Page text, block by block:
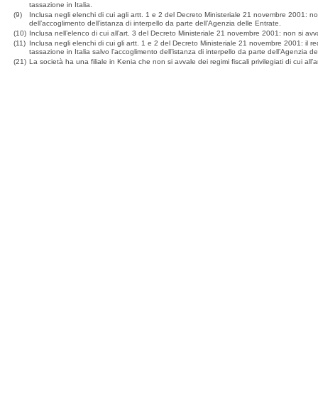
tassazione in Italia.
(9)
Inclusa negli elenchi di cui agli artt. 1 e 2 del Decreto Ministeriale 21 novembre 2001:
dell’accoglimento dell’istanza di interpello da parte dell’Agenzia delle Entrate.
(10) Inclusa nell’elenco di cui all’art. 3 del Decreto Ministeriale 21 novembre 2001: non si
(11) Inclusa negli elenchi di cui gli artt. 1 e 2 del Decreto Ministeriale 21 novembre 2001: il
tassazione in Italia salvo l’accoglimento dell’istanza di interpello da parte dell’Agenzia
(21) La società ha una filiale in Kenia che non si avvale dei regimi fiscali privilegiati di cui